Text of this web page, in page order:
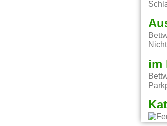
im